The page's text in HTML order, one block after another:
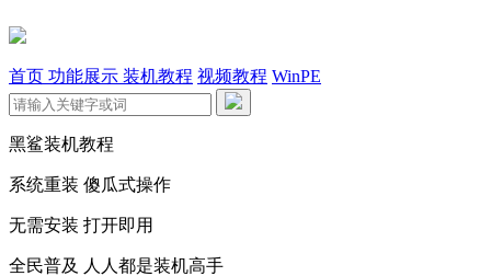
首页 功能展示 装机教程 视频教程 WinPE
黑鲨装机教程
系统重装 傻瓜式操作
无需安装 打开即用
全民普及 人人都是装机高手